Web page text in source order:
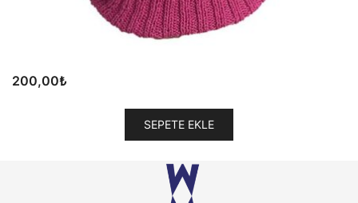
200,00₺
SEPETE EKLE